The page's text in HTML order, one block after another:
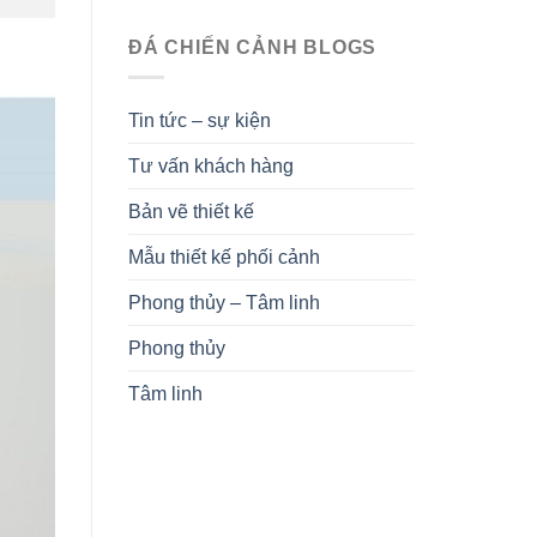
ĐÁ CHIẾN CẢNH BLOGS
Tin tức – sự kiện
Tư vấn khách hàng
Bản vẽ thiết kế
Mẫu thiết kế phối cảnh
Phong thủy – Tâm linh
Phong thủy
Tâm linh